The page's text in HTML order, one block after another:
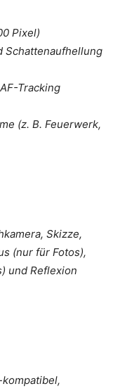
Pixel)
Schattenaufhellung
Tracking
(z. B. Feuerwerk,
Skizze,
(nur für Fotos),
und Reflexion